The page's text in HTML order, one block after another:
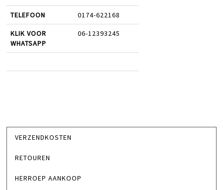
TELEFOON 0174-622168
KLIK VOOR
WHATSAPP
06-12393245
VERZENDKOSTEN
RETOUREN
HERROEP AANKOOP